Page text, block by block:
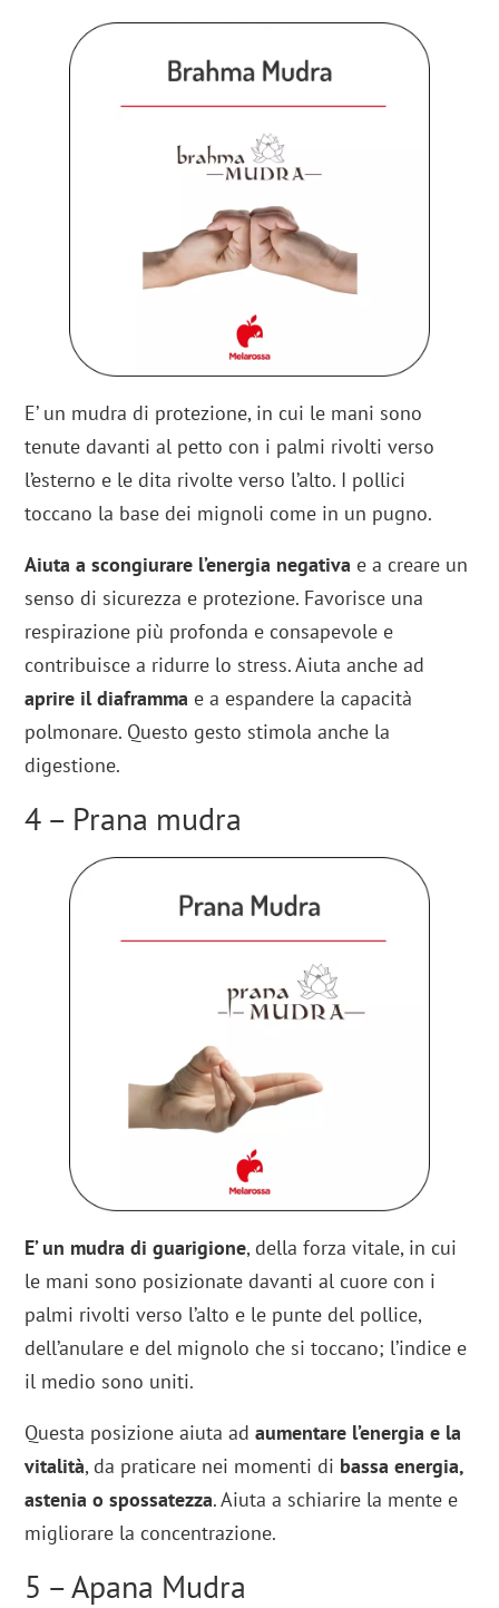
E’ un mudra di protezione, in cui le mani sono
tenute davanti al petto con i palmi rivolti verso
l’esterno e le dita rivolte verso l’alto. I pollici
toccano la base dei mignoli come in un pugno.
Aiuta a scongiurare l’energia negativa e a creare un
senso di sicurezza e protezione. Favorisce una
respirazione più profonda e consapevole e
contribuisce a ridurre lo stress. Aiuta anche ad
aprire il diaframma e a espandere la capacità
polmonare. Questo gesto stimola anche la
digestione.
4 – Prana mudra
E’ un mudra di guarigione, della forza vitale, in cui
le mani sono posizionate davanti al cuore con i
palmi rivolti verso l’alto e le punte del pollice,
dell’anulare e del mignolo che si toccano; l’indice e
il medio sono uniti.
Questa posizione aiuta adaumentare l’energia e la
vitalità, da praticare nei momenti di bassa energia,
astenia o spossatezza. Aiuta a schiarire la mente e
migliorare la concentrazione.
5 – Apana Mudra